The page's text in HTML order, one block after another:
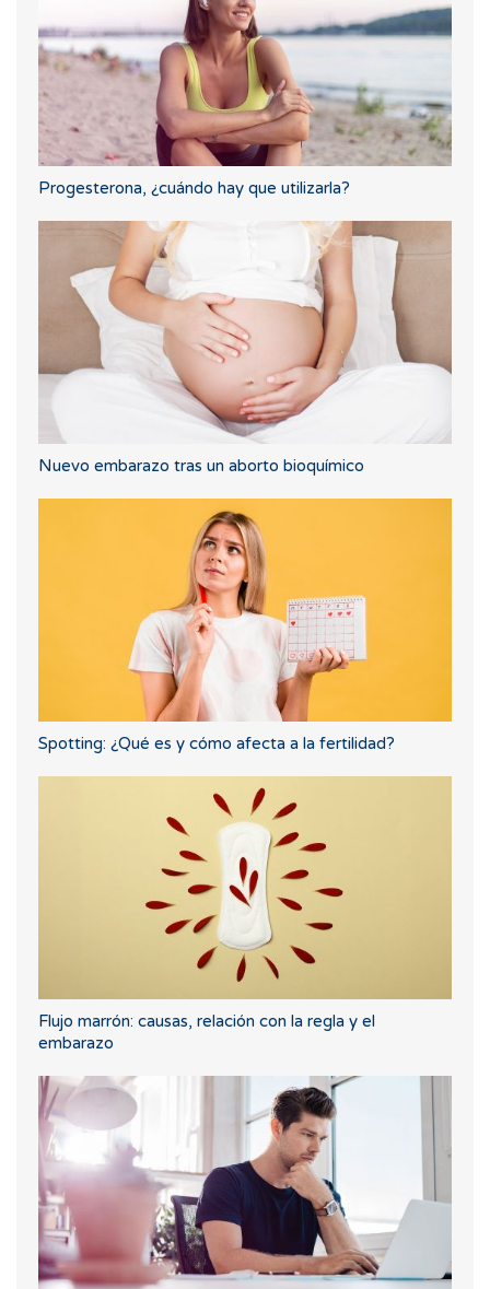
Progesterona, ¿cuándo hay que utilizarla?
Nuevo embarazo tras un aborto bioquímico
Spotting: ¿Qué es y cómo afecta a la fertilidad?
Flujo marrón: causas, relación con la regla y el
embarazo